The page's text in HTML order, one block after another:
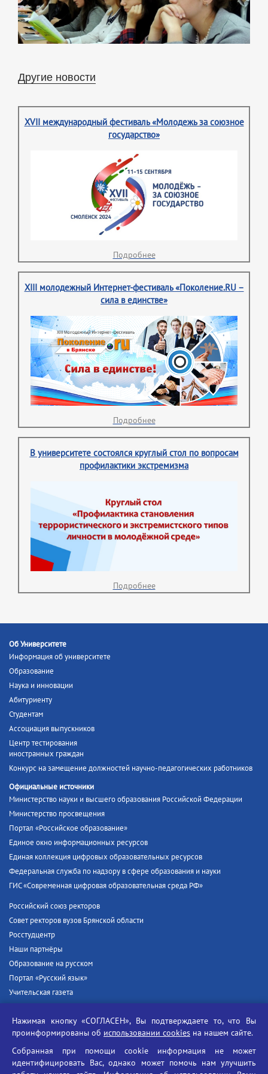
Другие новости
XVII международный фестиваль «Молодежь за союзное
государство»
Подробнее
XIII молодежный Интернет-фестиваль «Поколение.RU –
сила в единстве»
Подробнее
В университете состоялся круглый стол по вопросам
профилактики экстремизма
Подробнее
Об Университете
Информация об университете
Образование
Наука и инновации
Абитуриенту
Студентам
Ассоциация выпускников
Центр тестирования
иностранных граждан
Конкурс на замещение должностей научно-педагогических работников
Официальные источники
Министерство науки и высшего образования Российской Федерации
Министерство просвещения
Портал «Российское образование»
Единое окно информационных ресурсов
Единая коллекция цифровых образовательных ресурсов
Федеральная служба по надзору в сфере образования и науки
ГИС «Современная цифровая образовательная среда РФ»
Российский союз ректоров
Совет ректоров вузов Брянской области
Росстудцентр
Наши партнёры
Образование на русском
Портал «Русский язык»
Учительская газета
Единый портал государственных услуг
Противодействие угрозам информационной безопасности
Социальные ролики - Генеральная прокуратура РФ
Нажимая кнопку «СОГЛАСЕН», Вы подтверждаете то, что Вы
проинформированы об использовании cookies на нашем сайте.
Собранная при помощи cookie информация не может
идентифицировать Вас, однако может помочь нам улучшить